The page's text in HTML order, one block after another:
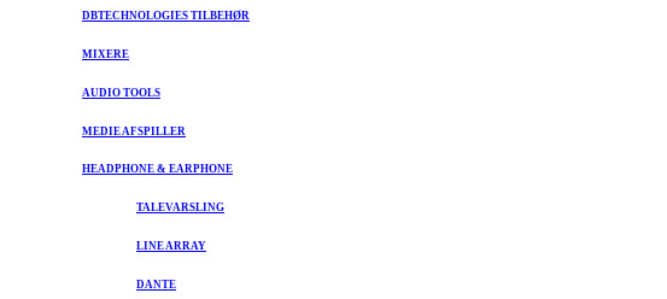
DBTECHNOLOGIES TILBEHØR
MIXERE
AUDIO TOOLS
MEDIE AFSPILLER
HEADPHONE & EARPHONE
TALEVARSLING
LINE ARRAY
DANTE